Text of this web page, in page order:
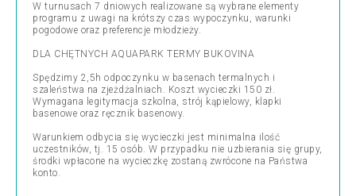
W turnusach 7 dniowych realizowane są wybrane elementy
programu z uwagi na krótszy czas wypoczynku, warunki
pogodowe oraz preferencje młodzieży.
DLA CHĘTNYCH AQUAPARK TERMY BUKOVINA
Spędzimy 2,5h odpoczynku w basenach termalnych i
szaleństwa na zjeżdżalniach. Koszt wycieczki 150 zł.
Wymagana legitymacja szkolna, strój kąpielowy, klapki
basenowe oraz ręcznik basenowy.
Warunkiem odbycia się wycieczki jest minimalna ilość
uczestników, tj. 15 osób. W przypadku nie uzbierania się grupy,
środki wpłacone na wycieczkę zostaną zwrócone na Państwa
konto.